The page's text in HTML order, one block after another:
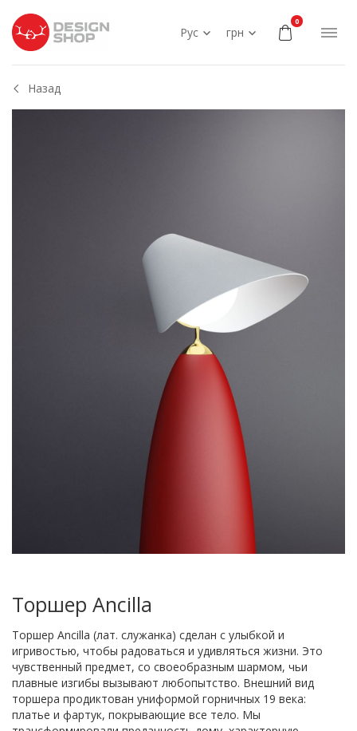
Рус грн
0
Назад
Торшер Ancilla
Торшер Ancilla (лат. служанка) сделан с улыбкой и
игривостью, чтобы радоваться и удивляться жизни. Это
чувственный предмет, со своеобразным шармом, чьи
плавные изгибы вызывают любопытство. Внешний вид
торшера продиктован униформой горничных 19 века:
платье и фартук, покрывающие все тело. Мы